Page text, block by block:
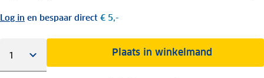
Log in en bespaar direct € 5,-
Plaats in winkelmand